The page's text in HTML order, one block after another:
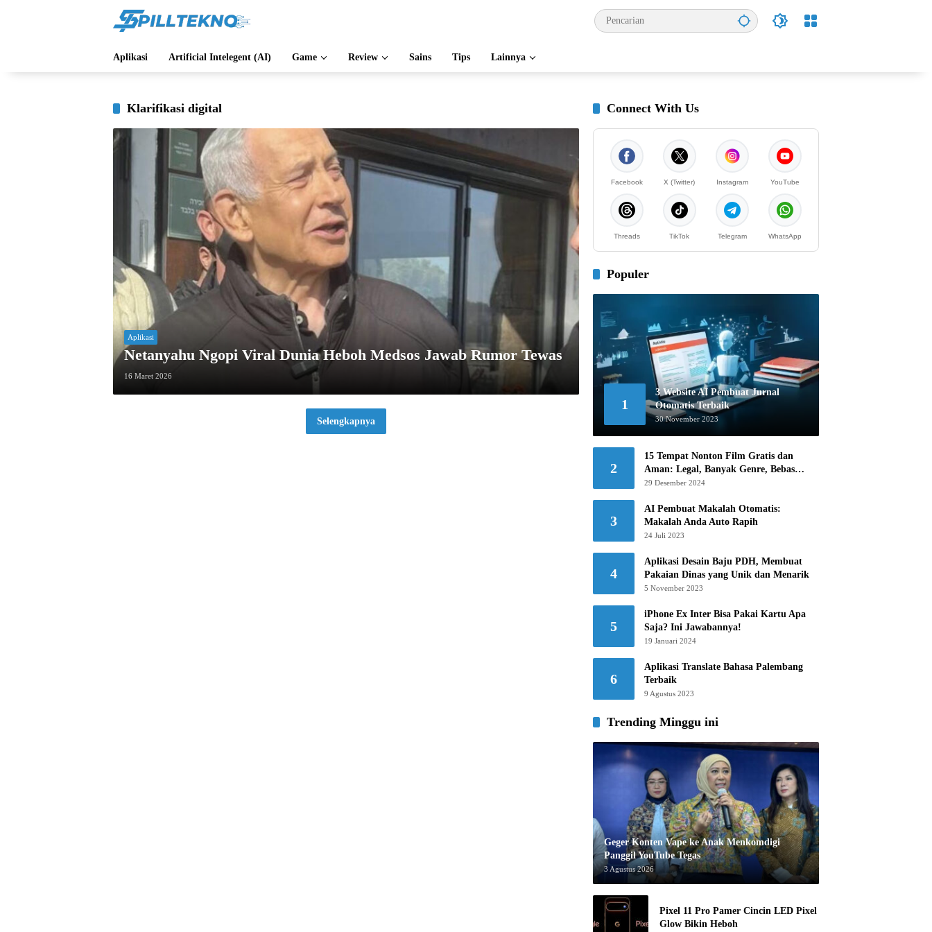
Aplikasi Artificial Intelegent (AI) Game Review Sains Tips Lainnya
Klarifikasi digital
Aplikasi
Netanyahu Ngopi Viral Dunia Heboh Medsos Jawab Rumor Tewas
16 Maret 2026
Selengkapnya
Connect With Us
Facebook X (Twitter) Instagram YouTube
Threads TikTok Telegram WhatsApp
Populer
1
3 Website AI Pembuat Jurnal
Otomatis Terbaik
30 November 2023
2
15 Tempat Nonton Film Gratis dan
Aman: Legal, Banyak Genre, Bebas
Khawatir!
29 Desember 2024
3
AI Pembuat Makalah Otomatis:
Makalah Anda Auto Rapih
24 Juli 2023
4
Aplikasi Desain Baju PDH, Membuat
Pakaian Dinas yang Unik dan Menarik
5 November 2023
5
iPhone Ex Inter Bisa Pakai Kartu Apa
Saja? Ini Jawabannya!
19 Januari 2024
6
Aplikasi Translate Bahasa Palembang
Terbaik
9 Agustus 2023
Trending Minggu ini
Geger Konten Vape ke Anak Menkomdigi
Panggil YouTube Tegas
3 Agustus 2026
Pixel 11 Pro Pamer Cincin LED Pixel
Glow Bikin Heboh